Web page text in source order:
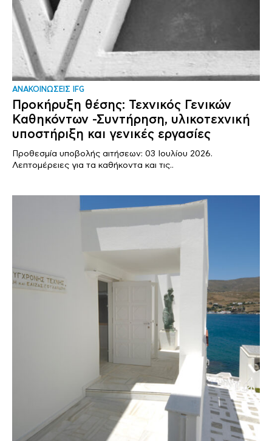
ΑΝΑΚΟΙΝΩΣΕΙΣ IFG
Προκήρυξη θέσης: Τεχνικός Γενικών
Καθηκόντων -Συντήρηση, υλικοτεχνική
υποστήριξη και γενικές εργασίες
Προθεσμία υποβολής αιτήσεων: 03 Ιουλίου 2026.
Λεπτομέρειες για τα καθήκοντα και τις..